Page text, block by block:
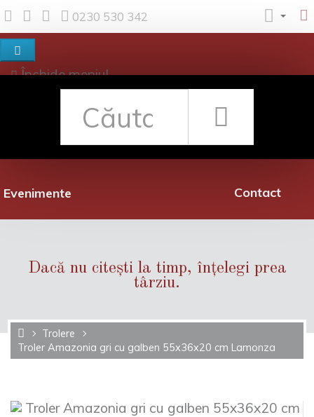
0230 530 342
Închide meniul
Evenimente
Rețea librării
Contact
Dacă nu citești la timp, înțelegi prea
târziu.
Trolere
Troler Amazonia gri cu galben 55x36x20 cm Lamonza